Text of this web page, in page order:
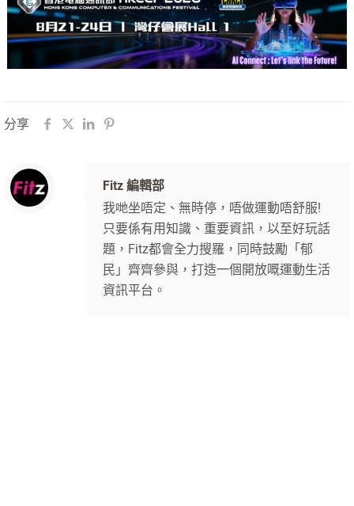
分享
Fitz 編輯部
我哋坐唔定、無時停，唔做運動唔舒服!
只要係有用知識、重要資訊，以至好玩話
題，Fitz都會全力搜羅，同時鼓勵「郁
民」齊齊參與，打造一個開放嘅運動生活
資訊平台。